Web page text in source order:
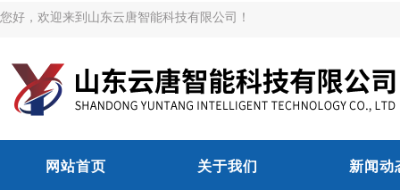
您好，欢迎来到山东云唐智能科技有限公司！
网站首页 关于我们 新闻动